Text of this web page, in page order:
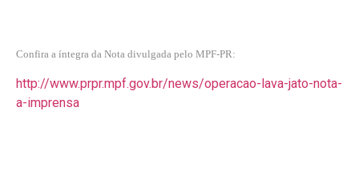
Confira a íntegra da Nota divulgada pelo MPF-PR:
http://www.prpr.mpf.gov.br/news/operacao-lava-jato-nota-
a-imprensa